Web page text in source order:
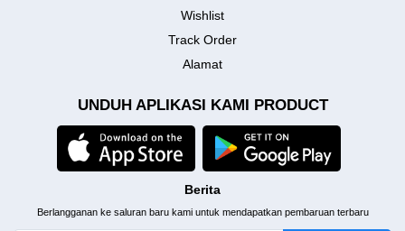
Wishlist
Track Order
Alamat
UNDUH APLIKASI KAMI PRODUCT
Berita
Berlangganan ke saluran baru kami untuk mendapatkan pembaruan terbaru